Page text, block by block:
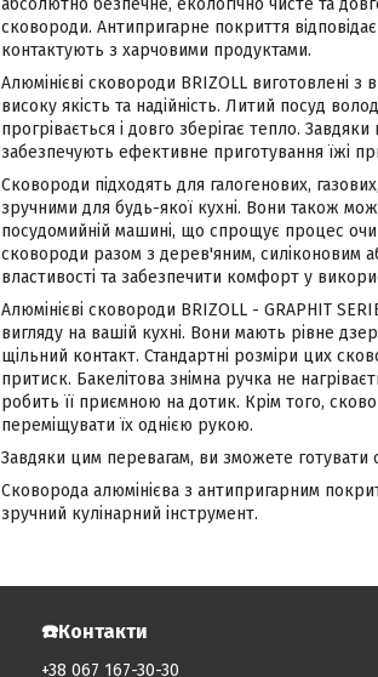
сковороди. Антипригарне покриття
контактують з харчовими продуктами.
Алюмінієві сковороди BRIZOLL виготовлені з
високу якість та надійність. Литий посуд
прогрівається і довго зберігає тепло.
забезпечують ефективне приготування їжі
Сковороди підходять для галогенових,
зручними для будь-якої кухні. Вони також
посудомийній машині, що спрощує процес
сковороди разом з дерев'яним, силіконовим
властивості та забезпечити комфорт у
Алюмінієві сковороди BRIZOLL - GRAPHIT
вигляду на вашій кухні. Вони мають рівне
щільний контакт. Стандартні розміри цих
притиск. Бакелітова знімна ручка не
робить її приємною на дотик. Крім того,
переміщувати їх однією рукою.
Завдяки цим перевагам, ви зможете готувати
Сковорода алюмінієва з антипригарним
зручний кулінарний інструмент.
☎️Контакти
+38 067 167-30-30